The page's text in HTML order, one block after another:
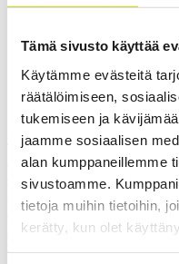
Tämä sivusto käyttää
Käytämme evästeitä
räätälöimiseen,
tukemiseen ja
jaamme sosiaalisen
alan kumppaneillemme
sivustoamme.
tietoja muihin tietoihin,
kerätty, kun olet
Yhteensopivuus:
Cubo F
Tuotekoodi:FSUP302008
Casemet Cubo F -
soveltuva kotelo. Koteloa
sivuilla tai laippa-aukoin.
asennuslevylle. Optimoidut
kaikkien sivujen käytön